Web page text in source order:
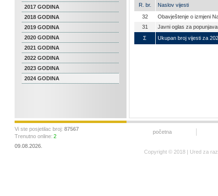
2017 GODINA
2018 GODINA
2019 GODINA
2020 GODINA
2021 GODINA
2022 GODINA
2023 GODINA
2024 GODINA
R. br.
Naslov vijesti
32
Obavještenje o izmjeni
31
Javni oglas za
Σ
Ukupan broj vijesti za
Vi ste posjetilac broj: 87567
Trenutno online: 2
09.08.2026.
početna
Copyright © 2018 | Ured za